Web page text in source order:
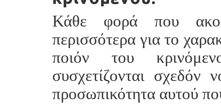
Κάθε φορά που
περισσότερα για το
ποιόν του
συσχετίζονται σχεδόν
προσωπικότητα αυτού